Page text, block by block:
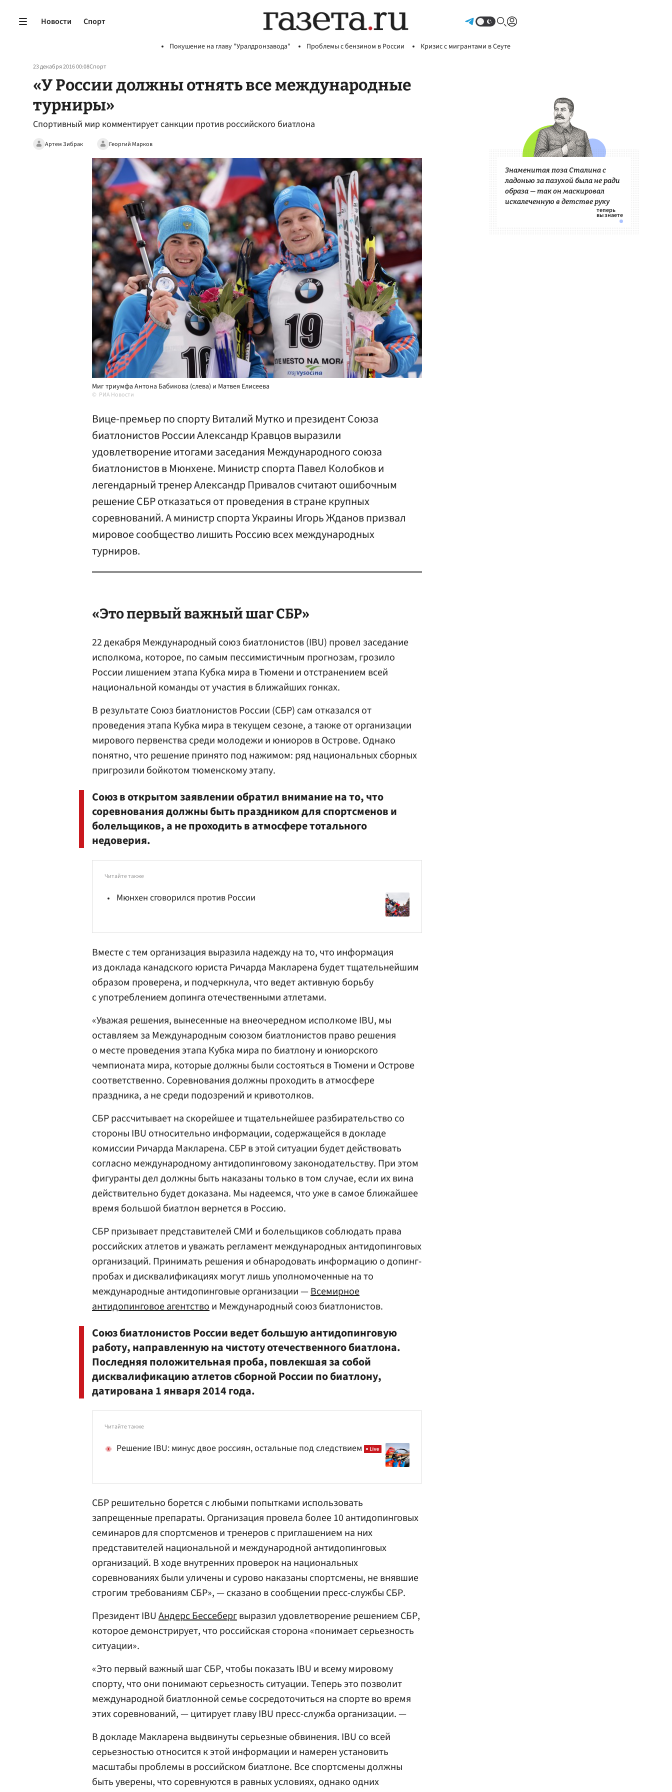
Новости Спорт
Покушение на главу "Уралдронзавода" Проблемы с бензином в России Кризис с мигрантами в Сеуте
23 декабря 2016 00:08Спорт
«У России должны отнять все международные
турниры»
Спортивный мир комментирует санкции против российского биатлона
Артем Зибрак Георгий Марков
Миг триумфа Антона Бабикова (слева) и Матвея Елисеева
РИА Новости
Вице-премьер по спорту Виталий Мутко и президент Союза
биатлонистов России Александр Кравцов выразили
удовлетворение итогами заседания Международного союза
биатлонистов в Мюнхене. Министр спорта Павел Колобков и
легендарный тренер Александр Привалов считают ошибочным
решение СБР отказаться от проведения в стране крупных
соревнований. А министр спорта Украины Игорь Жданов призвал
мировое сообщество лишить Россию всех международных
турниров.
«Это первый важный шаг СБР»
22 декабря Международный союз биатлонистов (IBU) провел заседание
исполкома, которое, по самым пессимистичным прогнозам, грозило
России лишением этапа Кубка мира в Тюмени и отстранением всей
национальной команды от участия в ближайших гонках.
В результате Союз биатлонистов России (СБР) сам отказался от
проведения этапа Кубка мира в текущем сезоне, а также от организации
мирового первенства среди молодежи и юниоров в Острове. Однако
понятно, что решение принято под нажимом: ряд национальных сборных
пригрозили бойкотом тюменскому этапу.
Союз в открытом заявлении обратил внимание на то, что
соревнования должны быть праздником для спортсменов и
болельщиков, а не проходить в атмосфере тотального
недоверия.
Читайте также
Мюнхен сговорился против России
Вместе с тем организация выразила надежду на то, что информация
из доклада канадского юриста Ричарда Макларена будет тщательнейшим
образом проверена, и подчеркнула, что ведет активную борьбу
с употреблением допинга отечественными атлетами.
«Уважая решения, вынесенные на внеочередном исполкоме IBU, мы
оставляем за Международным союзом биатлонистов право решения
о месте проведения этапа Кубка мира по биатлону и юниорского
чемпионата мира, которые должны были состояться в Тюмени и Острове
соответственно. Соревнования должны проходить в атмосфере
праздника, а не среди подозрений и кривотолков.
СБР рассчитывает на скорейшее и тщательнейшее разбирательство со
стороны IBU относительно информации, содержащейся в докладе
комиссии Ричарда Макларена. СБР в этой ситуации будет действовать
согласно международному антидопинговому законодательству. При этом
фигуранты дел должны быть наказаны только в том случае, если их вина
действительно будет доказана. Мы надеемся, что уже в самое ближайшее
время большой биатлон вернется в Россию.
СБР призывает представителей СМИ и болельщиков соблюдать права
российских атлетов и уважать регламент международных антидопинговых
организаций. Принимать решения и обнародовать информацию о допинг-
пробах и дисквалификациях могут лишь уполномоченные на то
международные антидопинговые организации —Всемирное
антидопинговое агентствои Международный союз биатлонистов.
Союз биатлонистов России ведет большую антидопинговую
работу, направленную на чистоту отечественного биатлона.
Последняя положительная проба, повлекшая за собой
дисквалификацию атлетов сборной России по биатлону,
датирована 1 января 2014 года.
Читайте также
Решение IBU: минус двое россиян, остальные под следствием
СБР решительно борется с любыми попытками использовать
запрещенные препараты. Организация провела более 10 антидопинговых
семинаров для спортсменов и тренеров с приглашением на них
представителей национальной и международной антидопинговых
организаций. В ходе внутренних проверок на национальных
соревнованиях были уличены и сурово наказаны спортсмены, не внявшие
строгим требованиям СБР», — сказано в сообщении пресс-службы СБР.
Президент IBUАндерс Бессебергвыразил удовлетворение решением СБР,
которое демонстрирует, что российская сторона «понимает серьезность
ситуации».
«Это первый важный шаг СБР, чтобы показать IBU и всему мировому
спорту, что они понимают серьезность ситуации. Теперь это позволит
международной биатлонной семье сосредоточиться на спорте во время
этих соревнований, — цитирует главу IBU пресс-служба организации. —
В докладе Макларена выдвинуты серьезные обвинения. IBU со всей
серьезностью относится к этой информации и намерен установить
масштабы проблемы в российском биатлоне. Все спортсмены должны
быть уверены, что соревнуются в равных условиях, однако одних
Знаменитая поза Сталина с
ладонью за пазухой была не ради
образа — так он маскировал
искалеченную в детстве руку